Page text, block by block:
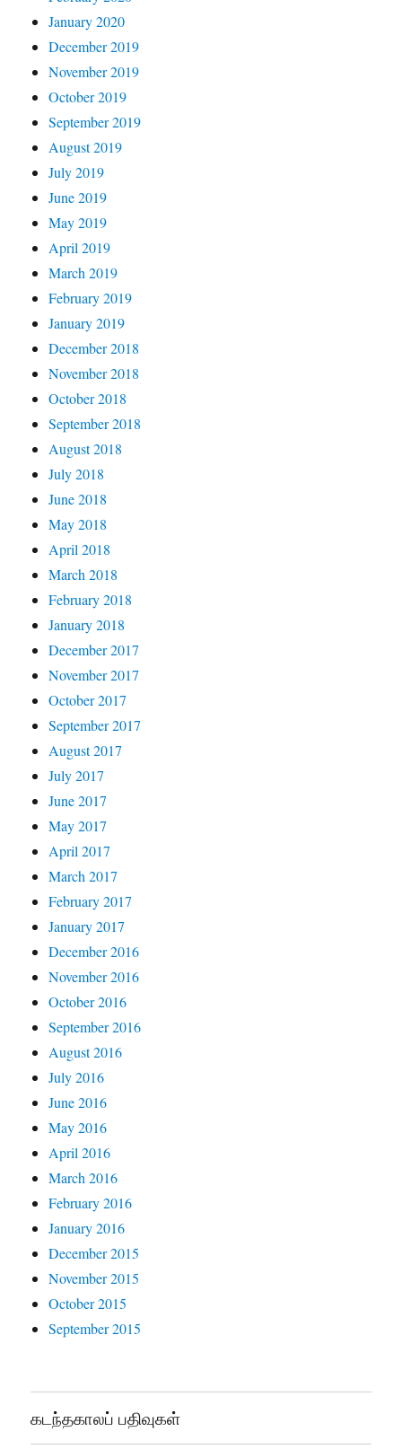
January 2020
December 2019
November 2019
October 2019
September 2019
August 2019
July 2019
June 2019
May 2019
April 2019
March 2019
February 2019
January 2019
December 2018
November 2018
October 2018
September 2018
August 2018
July 2018
June 2018
May 2018
April 2018
March 2018
February 2018
January 2018
December 2017
November 2017
October 2017
September 2017
August 2017
July 2017
June 2017
May 2017
April 2017
March 2017
February 2017
January 2017
December 2016
November 2016
October 2016
September 2016
August 2016
July 2016
June 2016
May 2016
April 2016
March 2016
February 2016
January 2016
December 2015
November 2015
October 2015
September 2015
கடந்தகாலப் பதிவுகள்